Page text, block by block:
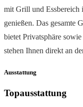
mit Grill und Essbereich
genießen. Das gesamte
bietet Privatsphäre
stehen Ihnen direkt an
Ausstattung
Topausstattung